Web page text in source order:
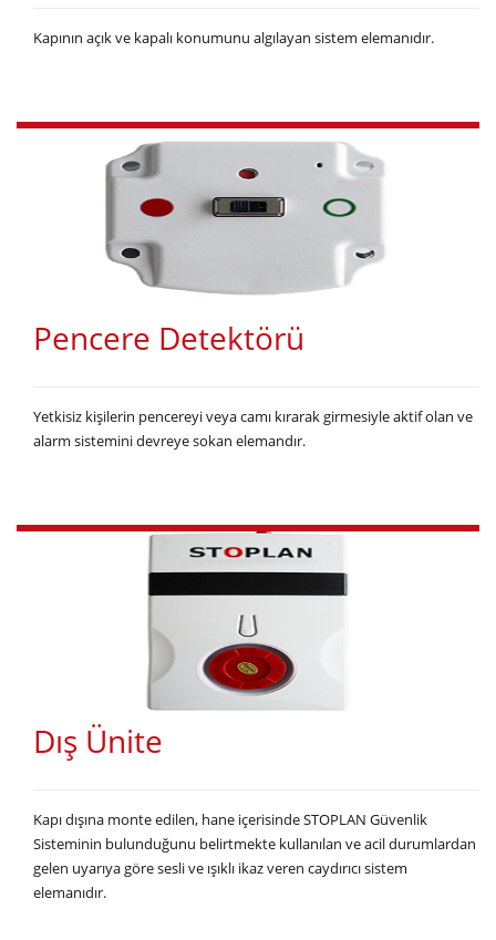
Kapının açık ve kapalı konumunu algılayan sistem elemanıdır.
Pencere Detektörü
Yetkisiz kişilerin pencereyi veya camı kırarak girmesiyle aktif olan ve
alarm sistemini devreye sokan elemandır.
Dış Ünite
Kapı dışına monte edilen, hane içerisinde STOPLAN Güvenlik
Sisteminin bulunduğunu belirtmekte kullanılan ve acil durumlardan
gelen uyarıya göre sesli ve ışıklı ikaz veren caydırıcı sistem
elemanıdır.